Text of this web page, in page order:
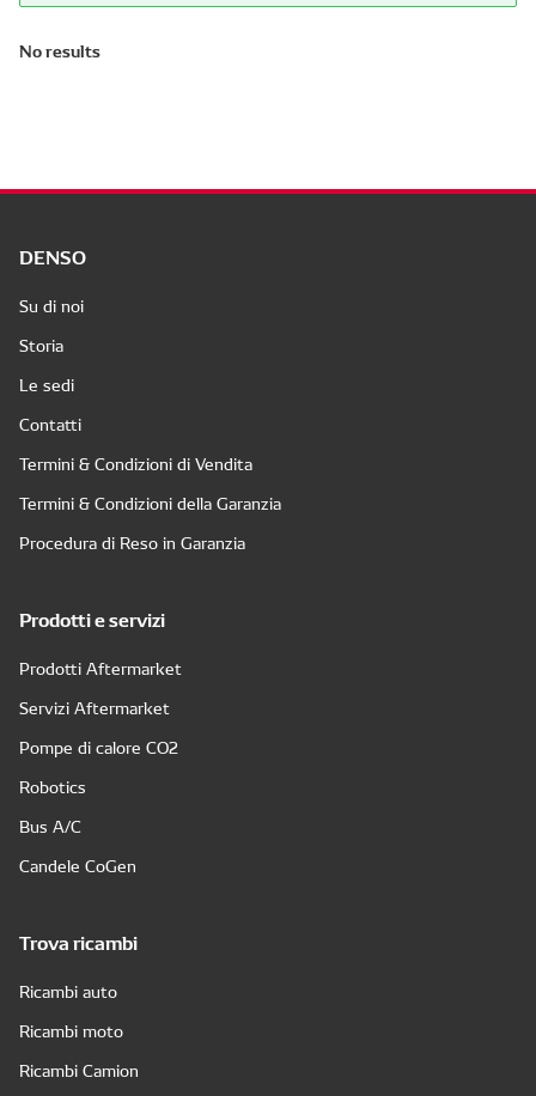
No results
DENSO
Su di noi
Storia
Le sedi
Contatti
Termini & Condizioni di Vendita
Termini & Condizioni della Garanzia
Procedura di Reso in Garanzia
Prodotti e servizi
Prodotti Aftermarket
Servizi Aftermarket
Pompe di calore CO2
Robotics
Bus A/C
Candele CoGen
Trova ricambi
Ricambi auto
Ricambi moto
Ricambi Camion